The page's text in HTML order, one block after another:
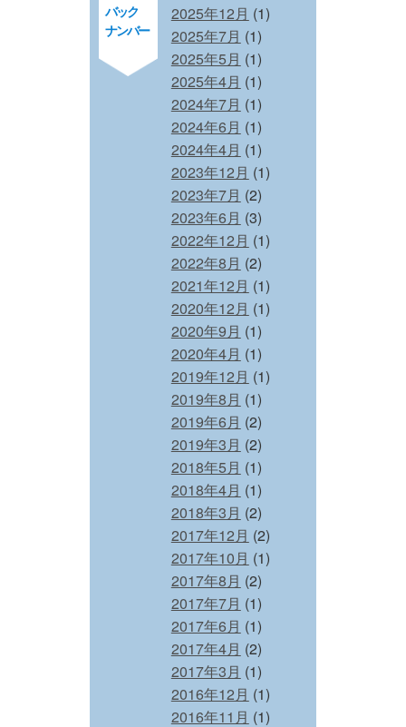
バック
ナンバー
2025年12月 (1)
2025年7月 (1)
2025年5月 (1)
2025年4月 (1)
2024年7月 (1)
2024年6月 (1)
2024年4月 (1)
2023年12月 (1)
2023年7月 (2)
2023年6月 (3)
2022年12月 (1)
2022年8月 (2)
2021年12月 (1)
2020年12月 (1)
2020年9月 (1)
2020年4月 (1)
2019年12月 (1)
2019年8月 (1)
2019年6月 (2)
2019年3月 (2)
2018年5月 (1)
2018年4月 (1)
2018年3月 (2)
2017年12月 (2)
2017年10月 (1)
2017年8月 (2)
2017年7月 (1)
2017年6月 (1)
2017年4月 (2)
2017年3月 (1)
2016年12月 (1)
2016年11月 (1)